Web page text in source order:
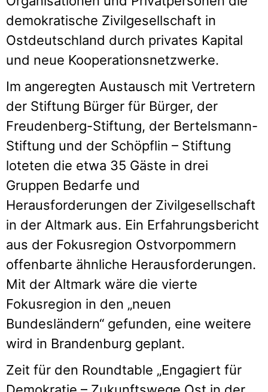
demokratische Zivilgesellschaft in
Ostdeutschland durch privates Kapital
und neue Kooperationsnetzwerke.
Im angeregten Austausch mit Vertretern
der Stiftung Bürger für Bürger, der
Freudenberg-Stiftung, der Bertelsmann-
Stiftung und der Schöpflin – Stiftung
loteten die etwa 35 Gäste in drei
Gruppen Bedarfe und
Herausforderungen der Zivilgesellschaft
in der Altmark aus. Ein Erfahrungsbericht
aus der Fokusregion Ostvorpommern
offenbarte ähnliche Herausforderungen.
Mit der Altmark wäre die vierte
Fokusregion in den „neuen
Bundesländern“ gefunden, eine weitere
wird in Brandenburg geplant.
Zeit für den Roundtable „Engagiert für